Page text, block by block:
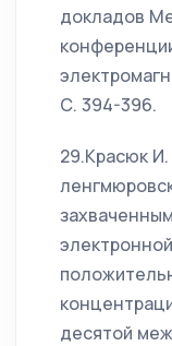
докладов
С. 394-396.
29.Красюк
десятой